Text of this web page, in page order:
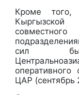
Кроме того,
сил
ЦАР (сентябрь